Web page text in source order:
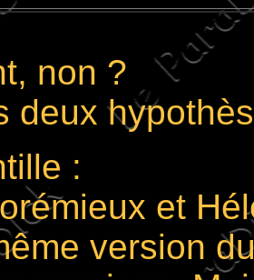
non ?
:
et
version